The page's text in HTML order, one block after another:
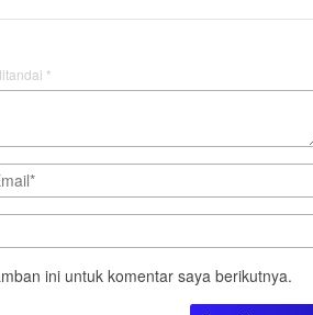
*
ini untuk komentar saya berikutnya.